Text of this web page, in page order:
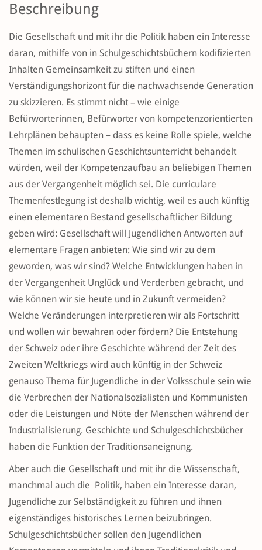
Beschreibung
Die Gesellschaft und mit ihr die Politik haben ein Interesse
daran, mithilfe von in Schulgeschichtsbüchern kodifizierten
Inhalten Gemeinsamkeit zu stiften und einen
Verständigungshorizont für die nachwachsende Generation
zu skizzieren. Es stimmt nicht – wie einige
Befürworterinnen, Befürworter von kompetenzorientierten
Lehrplänen behaupten – dass es keine Rolle spiele, welche
Themen im schulischen Geschichtsunterricht behandelt
würden, weil der Kompetenzaufbau an beliebigen Themen
aus der Vergangenheit möglich sei. Die curriculare
Themenfestlegung ist deshalb wichtig, weil es auch künftig
einen elementaren Bestand gesellschaftlicher Bildung
geben wird: Gesellschaft will Jugendlichen Antworten auf
elementare Fragen anbieten: Wie sind wir zu dem
geworden, was wir sind? Welche Entwicklungen haben in
der Vergangenheit Unglück und Verderben gebracht, und
wie können wir sie heute und in Zukunft vermeiden?
Welche Veränderungen interpretieren wir als Fortschritt
und wollen wir bewahren oder fördern? Die Entstehung
der Schweiz oder ihre Geschichte während der Zeit des
Zweiten Weltkriegs wird auch künftig in der Schweiz
genauso Thema für Jugendliche in der Volksschule sein wie
die Verbrechen der Nationalsozialisten und Kommunisten
oder die Leistungen und Nöte der Menschen während der
Industrialisierung. Geschichte und Schulgeschichtsbücher
haben die Funktion der Traditionsaneignung.
Aber auch die Gesellschaft und mit ihr die Wissenschaft,
manchmal auch die Politik, haben ein Interesse daran,
Jugendliche zur Selbständigkeit zu führen und ihnen
eigenständiges historisches Lernen beizubringen.
Schulgeschichtsbücher sollen den Jugendlichen